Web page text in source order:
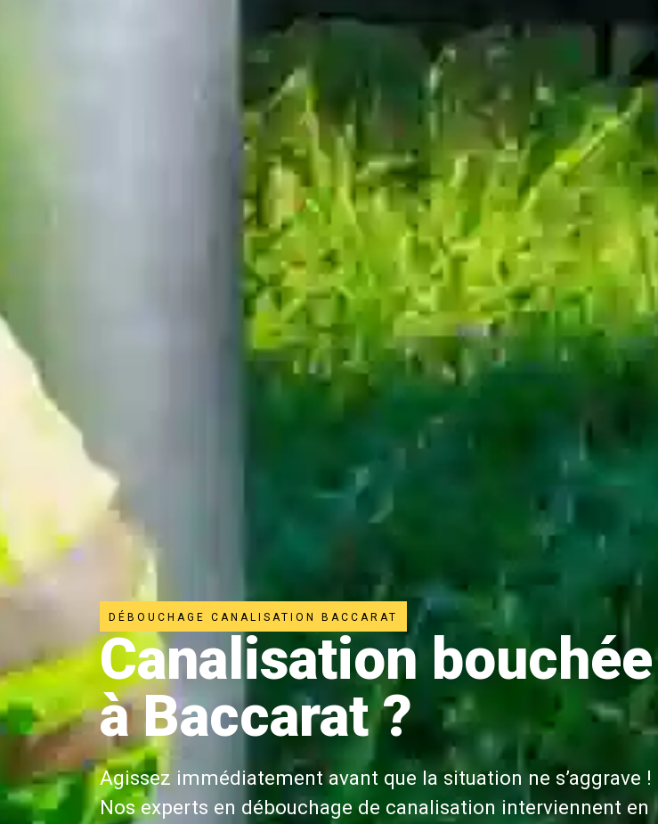
DÉBOUCHAGE CANALISATION BACCARAT
Canalisation bouchée
à Baccarat ?
Agissez immédiatement avant que la situation ne s’aggrave !
Nos experts en débouchage de canalisation interviennent en